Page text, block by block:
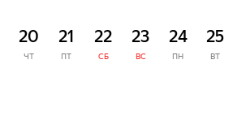
20
ЧТ
21
ПТ
22
СБ
23
ВС
24
ПН
25
ВТ